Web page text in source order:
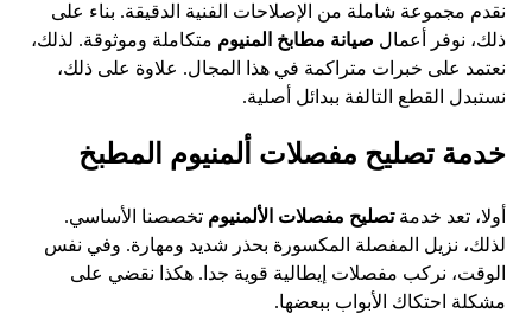
نقدم مجموعة شاملة من الإصلاحات الفنية الدقيقة. بناء على
ذلك، نوفر أعمال صيانة مطابخ المنيوم متكاملة وموثوقة. لذلك،
نعتمد على خبرات متراكمة في هذا المجال. علاوة على ذلك،
نستبدل القطع التالفة ببدائل أصلية.
خدمة تصليح مفصلات ألمنيوم المطبخ
أولا، تعد خدمةتصليح مفصلات الألمنيوم تخصصنا الأساسي.
لذلك، نزيل المفصلة المكسورة بحذر شديد ومهارة. وفي نفس
الوقت، نركب مفصلات إيطالية قوية جدا. هكذا نقضي على
مشكلة احتكاك الأبواب ببعضها.